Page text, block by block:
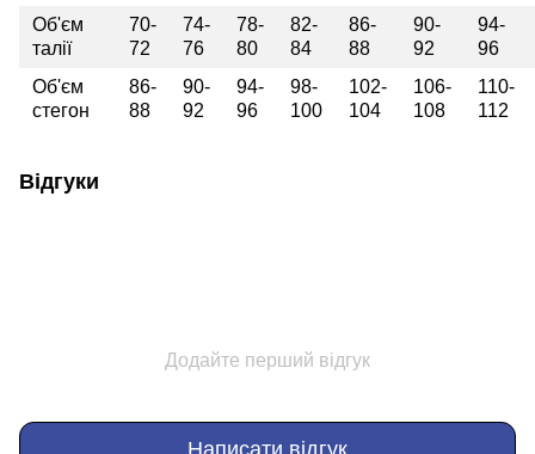
Об'єм
талії
70-
72
74-
76
78-
80
82-
84
86-
88
90-
92
94-
96
Об'єм
стегон
86-
88
90-
92
94-
96
98-
100
102-
104
106-
108
110-
112
Відгуки
Додайте перший відгук